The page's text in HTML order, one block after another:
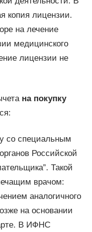
копия лицензии.
на лечение
медицинского
лицензии не
на покупку
со специальным
Российской
Такой
врачом:
аналогичного
на основании
В ИФНС